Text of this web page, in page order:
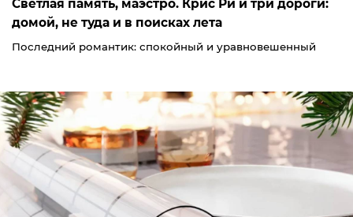
Светлая память, маэстро. Крис Ри и три дороги:
домой, не туда и в поисках лета
Последний романтик: спокойный и уравновешенный